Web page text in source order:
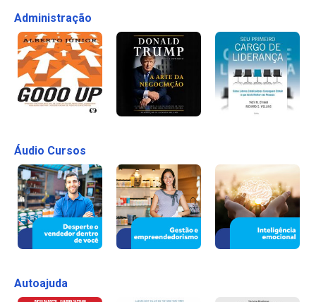
Administração
Áudio Cursos
Autoajuda